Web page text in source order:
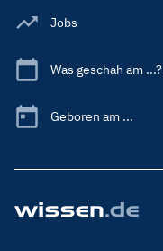
Jobs
Was geschah am ...?
Geboren am ...